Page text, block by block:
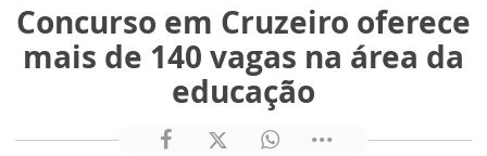
Concurso em Cruzeiro oferece
mais de 140 vagas na área da
educação